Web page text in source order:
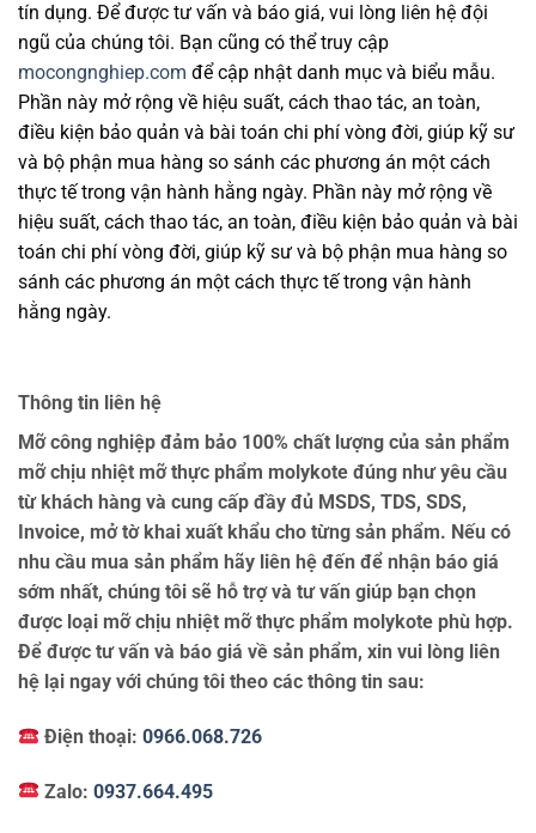
tín dụng. Để được tư vấn và báo giá, vui lòng liên hệ đội
ngũ của chúng tôi. Bạn cũng có thể truy cập
mocongnghiep.com để cập nhật danh mục và biểu mẫu.
Phần này mở rộng về hiệu suất, cách thao tác, an toàn,
điều kiện bảo quản và bài toán chi phí vòng đời, giúp kỹ sư
và bộ phận mua hàng so sánh các phương án một cách
thực tế trong vận hành hằng ngày. Phần này mở rộng về
hiệu suất, cách thao tác, an toàn, điều kiện bảo quản và bài
toán chi phí vòng đời, giúp kỹ sư và bộ phận mua hàng so
sánh các phương án một cách thực tế trong vận hành
hằng ngày.
Thông tin liên hệ
Mỡ công nghiệp đảm bảo 100% chất lượng của sản phẩm
mỡ chịu nhiệt mỡ thực phẩm molykote đúng như yêu cầu
từ khách hàng và cung cấp đầy đủ MSDS, TDS, SDS,
Invoice, mở tờ khai xuất khẩu cho từng sản phẩm. Nếu có
nhu cầu mua sản phẩm hãy liên hệ đến để nhận báo giá
sớm nhất, chúng tôi sẽ hỗ trợ và tư vấn giúp bạn chọn
được loại mỡ chịu nhiệt mỡ thực phẩm molykote phù hợp.
Để được tư vấn và báo giá về sản phẩm, xin vui lòng liên
hệ lại ngay với chúng tôi theo các thông tin sau:
Điện thoại:0966.068.726
Zalo:0937.664.495